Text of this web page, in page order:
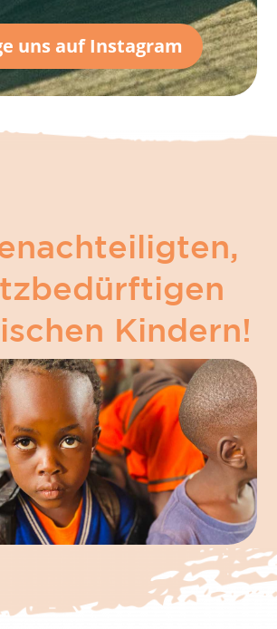
uns auf Instagram
Kindern!